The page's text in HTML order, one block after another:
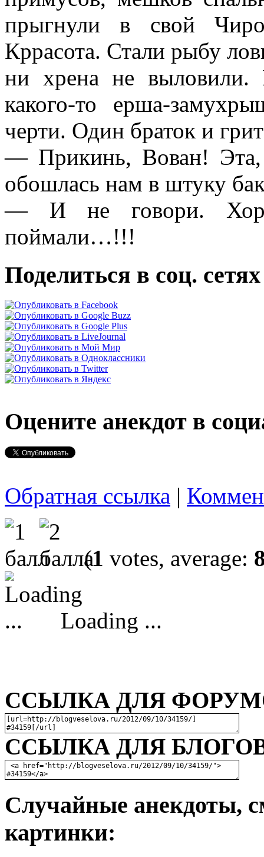
прыгнули в свой
Кррасота. Стали рыбу
ни хрена не выловили.
какого-то ерша-
черти. Один браток и
— Прикинь, Вован! Эта,
обошлась нам в штуку
— И не говори.
поймали…!!!
Поделиться в соц. сетях
Оцените анекдот в
Обратная ссылка |
(1 votes, average:
Loading ...
ССЫЛКА ДЛЯ
ССЫЛКА ДЛЯ БЛОГОВ
Случайные анекдоты,
картинки: